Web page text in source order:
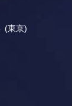
(東京)